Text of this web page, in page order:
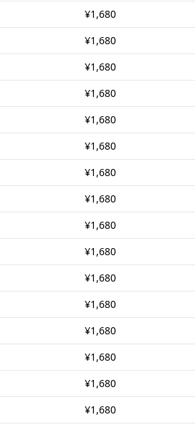
¥1,680
¥1,680
¥1,680
¥1,680
¥1,680
¥1,680
¥1,680
¥1,680
¥1,680
¥1,680
¥1,680
¥1,680
¥1,680
¥1,680
¥1,680
¥1,680